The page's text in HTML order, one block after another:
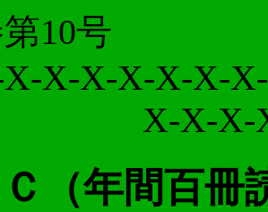
巻第
X-X-X-X-X-
X-X-X-
（年間百冊